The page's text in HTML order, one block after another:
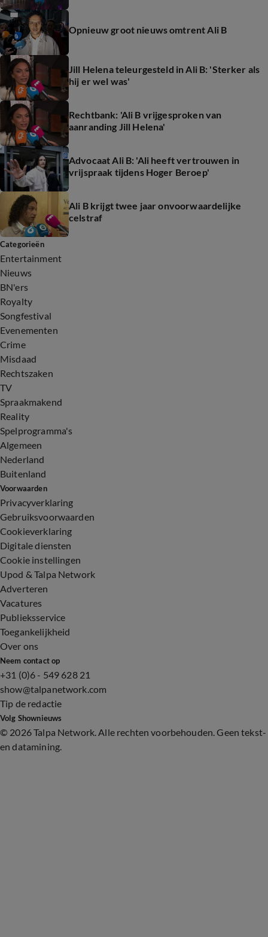
Opnieuw groot nieuws omtrent Ali B
Jill Helena teleurgesteld in Ali B: 'Sterker als
hij er wel was'
Rechtbank: 'Ali B vrijgesproken van
aanranding Jill Helena'
Advocaat Ali B: 'Ali heeft vertrouwen in
vrijspraak tijdens Hoger Beroep'
Ali B krijgt twee jaar onvoorwaardelijke
celstraf
Categorieën
Entertainment
Nieuws
BN'ers
Royalty
Songfestival
Evenementen
Crime
Misdaad
Rechtszaken
TV
Spraakmakend
Reality
Spelprogramma's
Algemeen
Nederland
Buitenland
Voorwaarden
Privacyverklaring
Gebruiksvoorwaarden
Cookieverklaring
Digitale diensten
Cookie instellingen
Upod & Talpa Network
Adverteren
Vacatures
Publieksservice
Toegankelijkheid
Over ons
Neem contact op
+31 (0)6 - 549 628 21
show@talpanetwork.com
Tip de redactie
Volg Shownieuws
© 2026 Talpa Network. Alle rechten voorbehouden. Geen tekst-
en datamining.